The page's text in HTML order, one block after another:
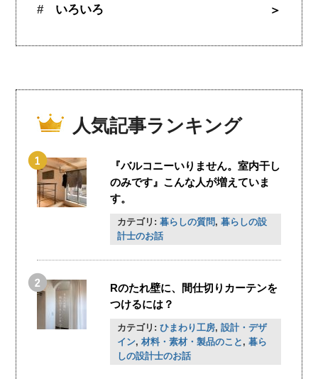
いろいろ
人気記事ランキング
『バルコニーいりません。室内干し
のみです』こんな人が増えていま
す。
カテゴリ: 暮らしの質問, 暮らしの設
計士のお話
Rのたれ壁に、間仕切りカーテンを
つけるには？
カテゴリ: ひまわり工房, 設計・デザ
イン, 材料・素材・製品のこと , 暮ら
しの設計士のお話